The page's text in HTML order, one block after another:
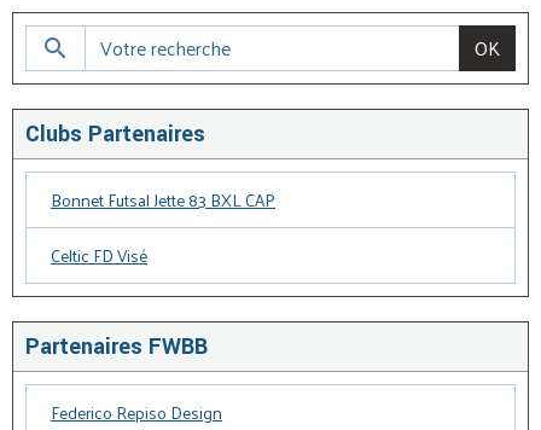
OK
Clubs Partenaires
Bonnet Futsal Jette 83 BXL CAP
Celtic FD Visé
Partenaires FWBB
Federico Repiso Design